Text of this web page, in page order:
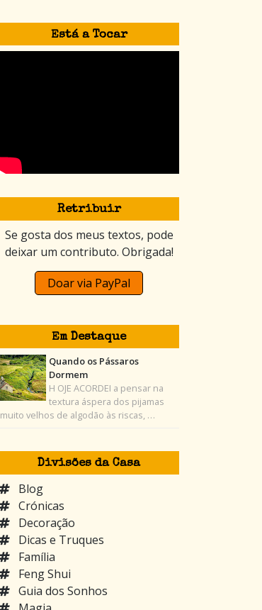
Está a Tocar
Retribuir
Se gosta dos meus textos, pode
deixar um contributo. Obrigada!
Doar via PayPal
Em Destaque
Quando os Pássaros
Dormem
H OJE ACORDEI a pensar na
textura áspera dos pijamas
muito velhos de algodão às riscas, …
Divisões da Casa
Blog
Crónicas
Decoração
Dicas e Truques
Família
Feng Shui
Guia dos Sonhos